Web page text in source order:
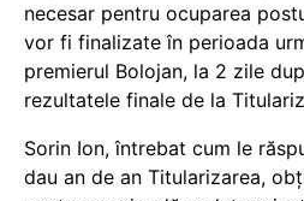
necesar pentru ocuparea
vor fi finalizate în perioada
premierul Bolojan, la 2 zile
rezultatele finale de la
Sorin Ion, întrebat cum le
dau an de an Titularizarea,